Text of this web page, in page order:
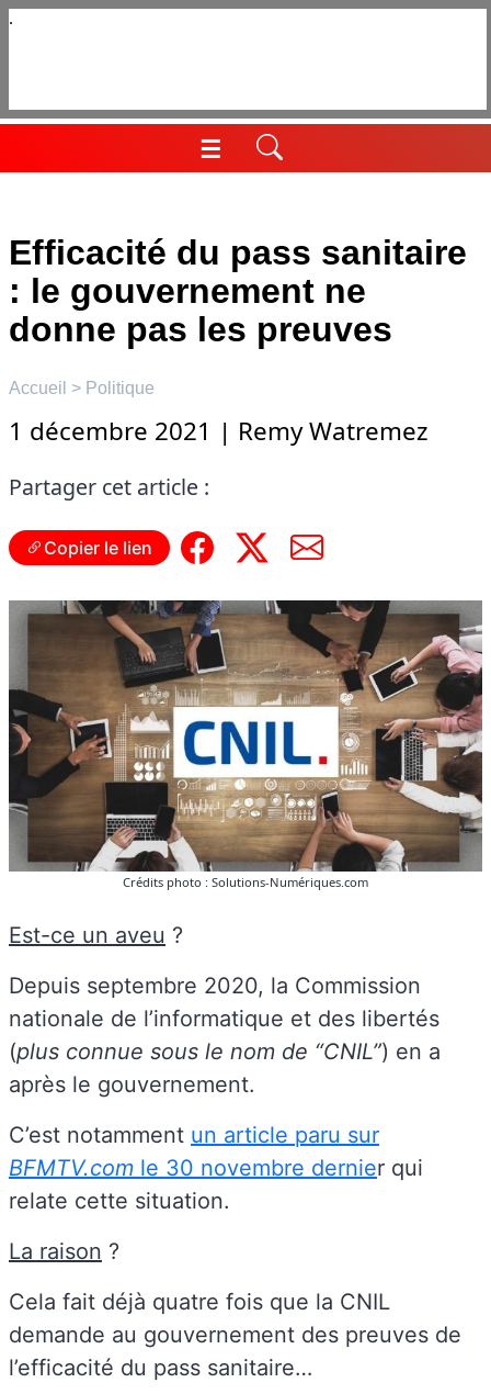
Aller
☰
Menu
Efficacité du pass sanitaire
: le gouvernement ne
donne pas les preuves
Accueil > Politique
1 décembre 2021 | Remy Watremez
Partager cet article :
Copier le lien
Crédits photo : Solutions-Numériques.com
Est-ce un aveu ?
Depuis septembre 2020, la Commission
nationale de l’informatique et des libertés
(plus connue sous le nom de “CNIL”) en a
après le gouvernement.
C’est notamment un article paru sur
BFMTV.com le 30 novembre dernier qui
relate cette situation.
La raison ?
Cela fait déjà quatre fois que la CNIL
demande au gouvernement des preuves de
l’efficacité du pass sanitaire…